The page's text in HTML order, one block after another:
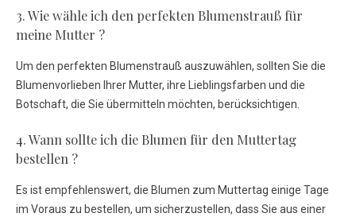
3. Wie wähle ich den perfekten Blumenstrauß für
meine Mutter ?
Um den perfekten Blumenstrauß auszuwählen, sollten Sie die
Blumenvorlieben Ihrer Mutter, ihre Lieblingsfarben und die
Botschaft, die Sie übermitteln möchten, berücksichtigen.
4. Wann sollte ich die Blumen für den Muttertag
bestellen ?
Es ist empfehlenswert, die Blumen zum Muttertag einige Tage
im Voraus zu bestellen, um sicherzustellen, dass Sie aus einer